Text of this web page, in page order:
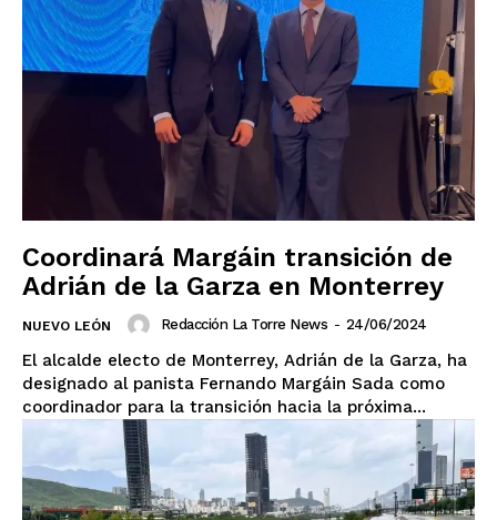
El Suplemento
Coordinará Margáin transición de
Adrián de la Garza en Monterrey
NUEVO LEÓN Redacción La Torre News - 24/06/2024
El alcalde electo de Monterrey, Adrián de la Garza, ha
designado al panista Fernando Margáin Sada como
coordinador para la transición hacia la próxima...